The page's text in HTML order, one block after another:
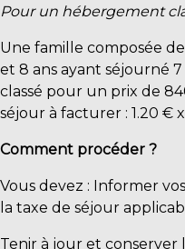
Pour un hébergement
Une famille composée
et 8 ans ayant séjourné
classé pour un prix de
séjour à facturer : 1.20 €
Comment procéder ?
Vous devez : Informer
la taxe de séjour
Tenir à jour et